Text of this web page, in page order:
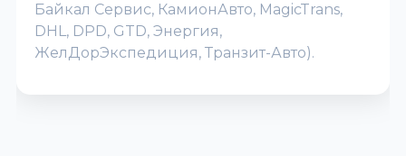
Байкал Сервис, КамионАвто, MagicTrans,
DHL, DPD, GTD, Энергия,
ЖелДорЭкспедиция, Транзит-Авто).